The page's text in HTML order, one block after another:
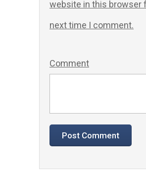
website in this browser
next time I comment.
Comment